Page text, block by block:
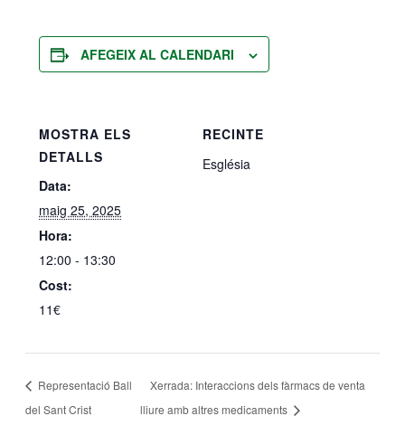
AFEGEIX AL CALENDARI
MOSTRA ELS
DETALLS
Data:
maig 25, 2025
Hora:
12:00 - 13:30
Cost:
11€
RECINTE
Església
Representació Ball
del Sant Crist
Xerrada: Interaccions dels fàrmacs de venta
lliure amb altres medicaments